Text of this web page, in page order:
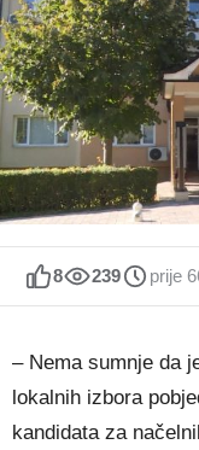
8 239 prije
– Nema sumnje da
lokalnih izbora
kandidata za